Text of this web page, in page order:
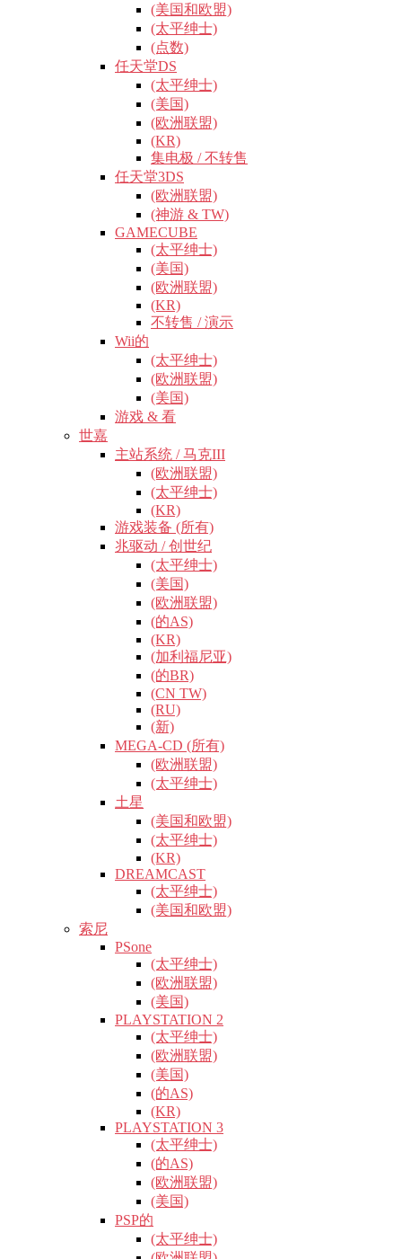
(美国和欧盟)
(太平绅士)
(点数)
任天堂DS
(太平绅士)
(美国)
(欧洲联盟)
(KR)
集电极 / 不转售
任天堂3DS
(欧洲联盟)
(神游 & TW)
GAMECUBE
(太平绅士)
(美国)
(欧洲联盟)
(KR)
不转售 / 演示
Wii的
(太平绅士)
(欧洲联盟)
(美国)
游戏 & 看
世嘉
主站系统 / 马克III
(欧洲联盟)
(太平绅士)
(KR)
游戏装备 (所有)
兆驱动 / 创世纪
(太平绅士)
(美国)
(欧洲联盟)
(的AS)
(KR)
(加利福尼亚)
(的BR)
(CN TW)
(RU)
(新)
MEGA-CD (所有)
(欧洲联盟)
(太平绅士)
土星
(美国和欧盟)
(太平绅士)
(KR)
DREAMCAST
(太平绅士)
(美国和欧盟)
索尼
PSone
(太平绅士)
(欧洲联盟)
(美国)
PLAYSTATION 2
(太平绅士)
(欧洲联盟)
(美国)
(的AS)
(KR)
PLAYSTATION 3
(太平绅士)
(的AS)
(欧洲联盟)
(美国)
PSP的
(太平绅士)